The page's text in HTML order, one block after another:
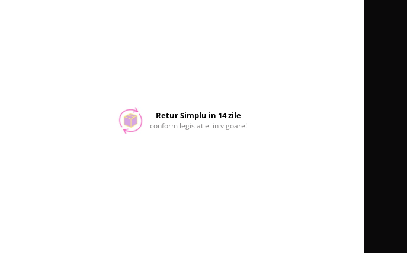
Retur Simplu in 14 zile
conform legislatiei in vigoare!